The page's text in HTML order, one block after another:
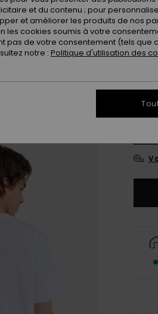
et du contenu ; pour
et améliorer les produits de nos
cookies soumis à votre
pas de votre consentement (tels que
notre : Politique d'utilisation des